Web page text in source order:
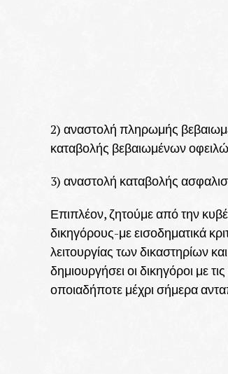
2) αναστολή πληρωμής
καταβολής βεβαιωμένων
3) αναστολή καταβολής
Επιπλέον, ζητούμε από την
δικηγόρους-με εισοδηματικά
λειτουργίας των δικαστηρίων
δημιουργήσει οι δικηγόροι με
οποιαδήποτε μέχρι σήμερα